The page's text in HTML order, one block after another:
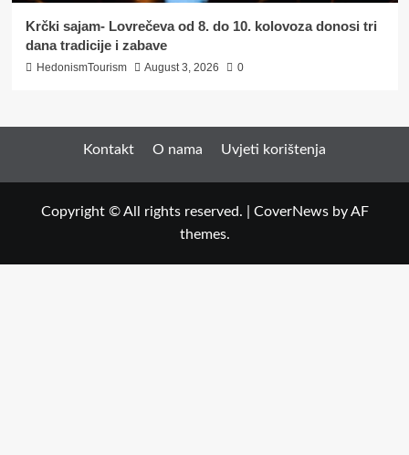
Krčki sajam- Lovrečeva od 8. do 10. kolovoza donosi tri
dana tradicije i zabave
HedonismTourism August 3, 2026 0
Kontakt O nama Uvjeti korištenja
Copyright © All rights reserved. CoverNewsby AF
themes.